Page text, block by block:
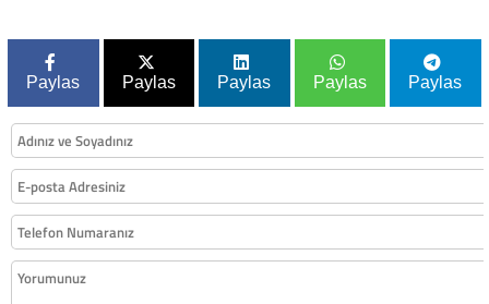
Paylas Paylas Paylas Paylas Paylas